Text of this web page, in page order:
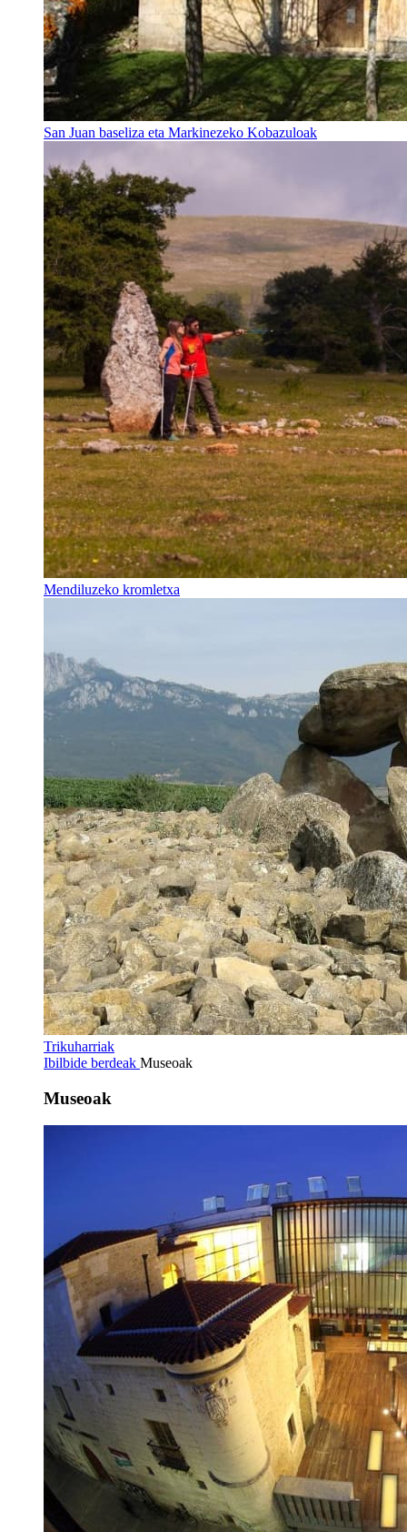
San Juan baseliza eta Markinezeko Kobazuloak
Mendiluzeko kromletxa
Trikuharriak
Ibilbide berdeak Museoak
Museoak